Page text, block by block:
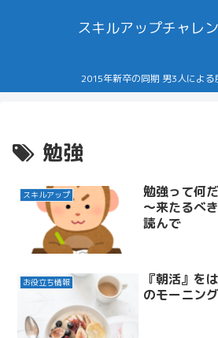
スキルアップチャレ
2015年新卒の同期 男3人による
勉強
スキルアップ
勉強って何
～来たるべ
読んで
お役立ち情報
『朝活』を
のモーニン